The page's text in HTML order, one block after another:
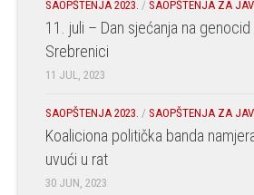
SAOPŠTENJA 2023. / SAOPŠTENJA ZA
11. juli – Dan sjećanja na genocid
Srebrenici
11 JUL, 2023
SAOPŠTENJA 2023. / SAOPŠTENJA ZA
Koaliciona politička banda
uvući u rat
30 JUN, 2023